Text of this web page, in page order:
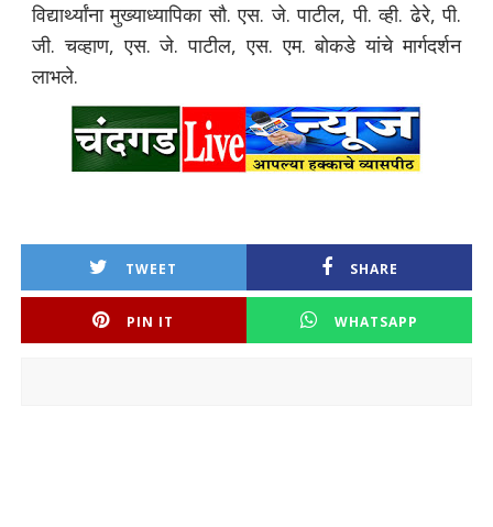
विद्यार्थ्यांना मुख्याध्यापिका सौ. एस. जे. पाटील, पी. व्ही. ढेरे, पी.
जी. चव्हाण, एस. जे. पाटील, एस. एम. बोकडे यांचे मार्गदर्शन
लाभले.
TWEET SHARE
PIN IT WHATSAPP